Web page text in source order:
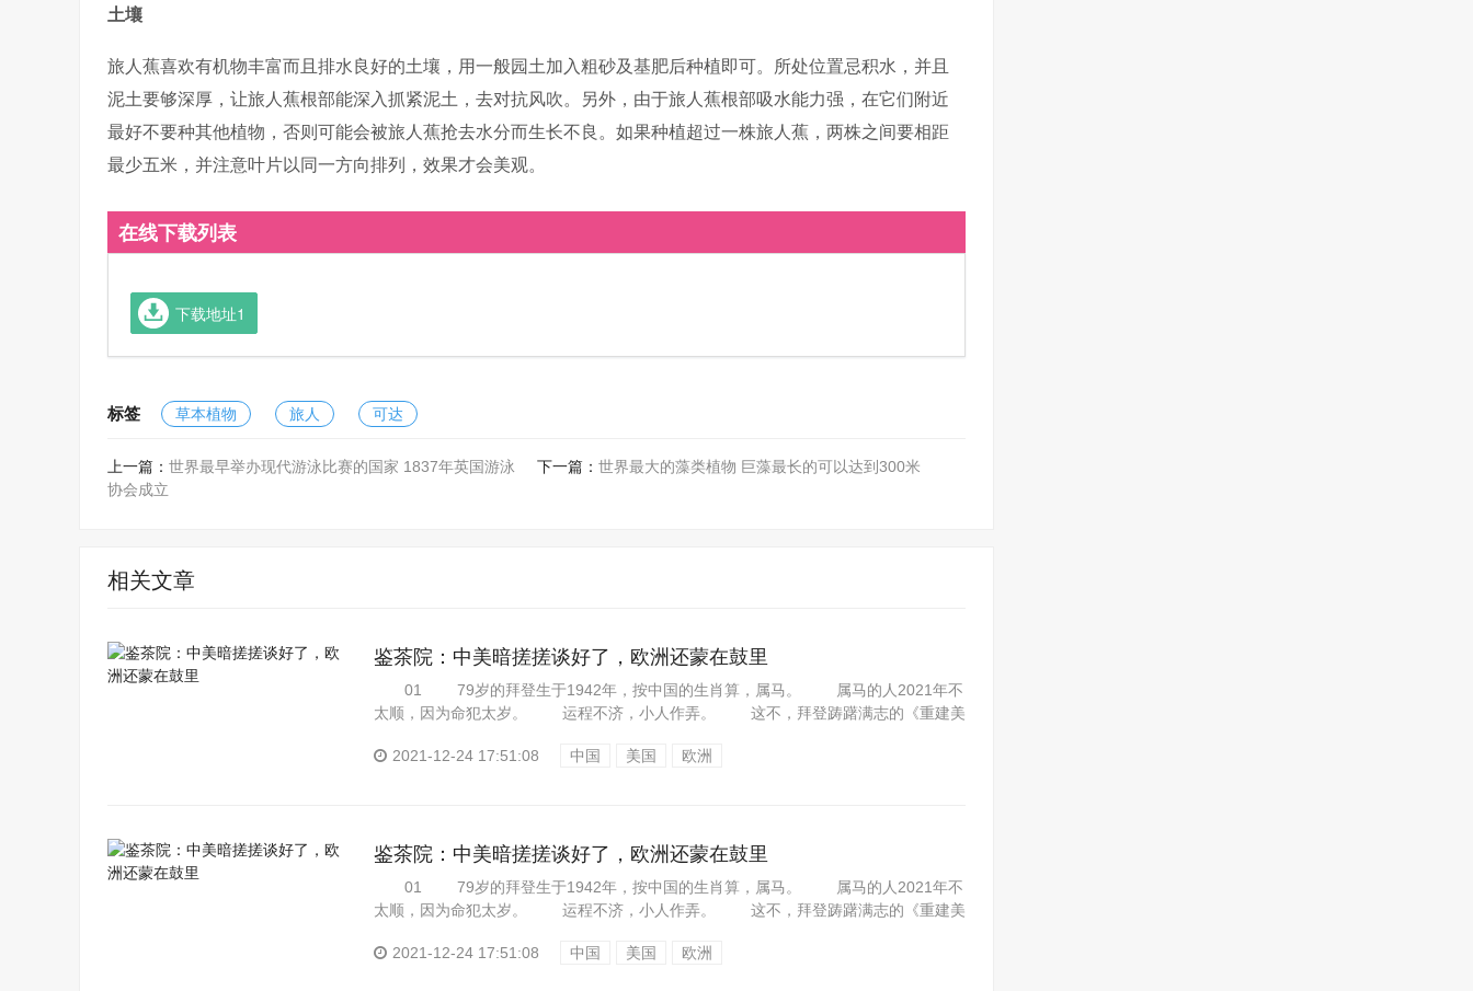
土壤
旅人蕉喜欢有机物丰富而且排水良好的土壤，用一般园土加入粗砂及基肥后种植即可。所处位置忌积水，并且
泥土要够深厚，让旅人蕉根部能深入抓紧泥土，去对抗风吹。另外，由于旅人蕉根部吸水能力强，在它们附近
最好不要种其他植物，否则可能会被旅人蕉抢去水分而生长不良。如果种植超过一株旅人蕉，两株之间要相距
最少五米，并注意叶片以同一方向排列，效果才会美观。
在线下载列表
下载地址1
标签 草本植物 旅人 可达
上一篇： 世界最早举办现代游泳比赛的国家 1837年英国游泳
协会成立
下一篇： 世界最大的藻类植物 巨藻最长的可以达到300米
相关文章
鉴茶院：中美暗搓搓谈好了，欧洲还蒙在鼓里
01 79岁的拜登生于1942年，按中国的生肖算，属马。 属马的人2021年不
太顺，因为命犯太岁。 运程不济，小人作弄。 这不，拜登踌躇满志的《重建美
2021-12-24 17:51:08
中国 美国 欧洲
鉴茶院：中美暗搓搓谈好了，欧洲还蒙在鼓里
01 79岁的拜登生于1942年，按中国的生肖算，属马。 属马的人2021年不
太顺，因为命犯太岁。 运程不济，小人作弄。 这不，拜登踌躇满志的《重建美
2021-12-24 17:51:08
中国 美国 欧洲